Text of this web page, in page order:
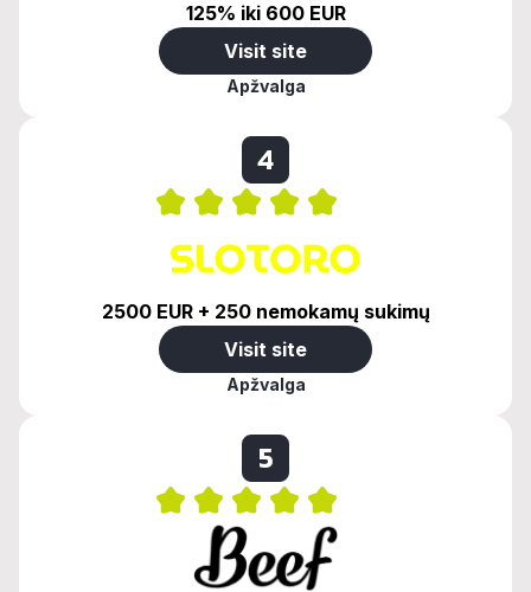
125% iki 600 EUR
Visit site
Apžvalga
4
2500 EUR + 250 nemokamų sukimų
Visit site
Apžvalga
5